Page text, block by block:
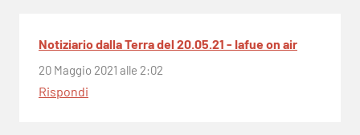
Notiziario dalla Terra del 20.05.21 - Iafue on air
20 Maggio 2021 alle 2:02
Rispondi